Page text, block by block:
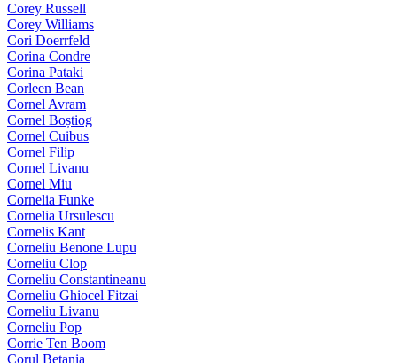
Corey Russell
Corey Williams
Cori Doerrfeld
Corina Condre
Corina Pataki
Corleen Bean
Cornel Avram
Cornel Boștiog
Cornel Cuibus
Cornel Filip
Cornel Livanu
Cornel Miu
Cornelia Funke
Cornelia Ursulescu
Cornelis Kant
Corneliu Benone Lupu
Corneliu Clop
Corneliu Constantineanu
Corneliu Ghiocel Fitzai
Corneliu Livanu
Corneliu Pop
Corrie Ten Boom
Corul Betania